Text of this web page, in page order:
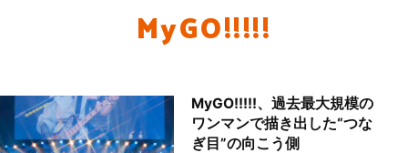
MyGO!!!!!
MyGO!!!!!、過去最大規模の
ワンマンで描き出した“つな
ぎ目”の向こう側